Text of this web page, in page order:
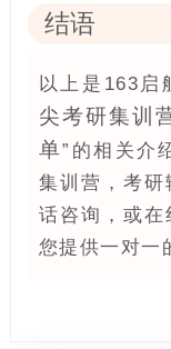
结语
以上是163启
尖考研集训
单”的相关介
集训营，考研
话咨询，或在
您提供一对一